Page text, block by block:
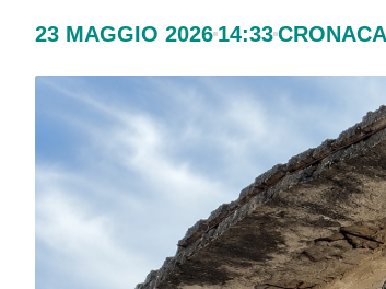
23 MAGGIO 2026 14:33CRONACA